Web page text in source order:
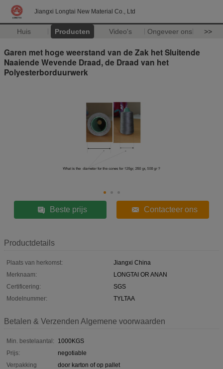
Jiangxi Longtai New Material Co., Ltd
Huis Producten Video's Ongeveer ons >>
Garen met hoge weerstand van de Zak het Sluitende
Naaiende Wevende Draad, de Draad van het
Polyesterborduurwerk
Beste prijs Contacteer ons
Productdetails
Plaats van herkomst:
Jiangxi China
Merknaam:
LONGTAI OR ANAN
Certificering:
SGS
Modelnummer:
TYLTAA
Betalen & Verzenden Algemene voorwaarden
Min. bestelaantal:
1000KGS
Prijs:
negotiable
Verpakking
door karton of op pallet